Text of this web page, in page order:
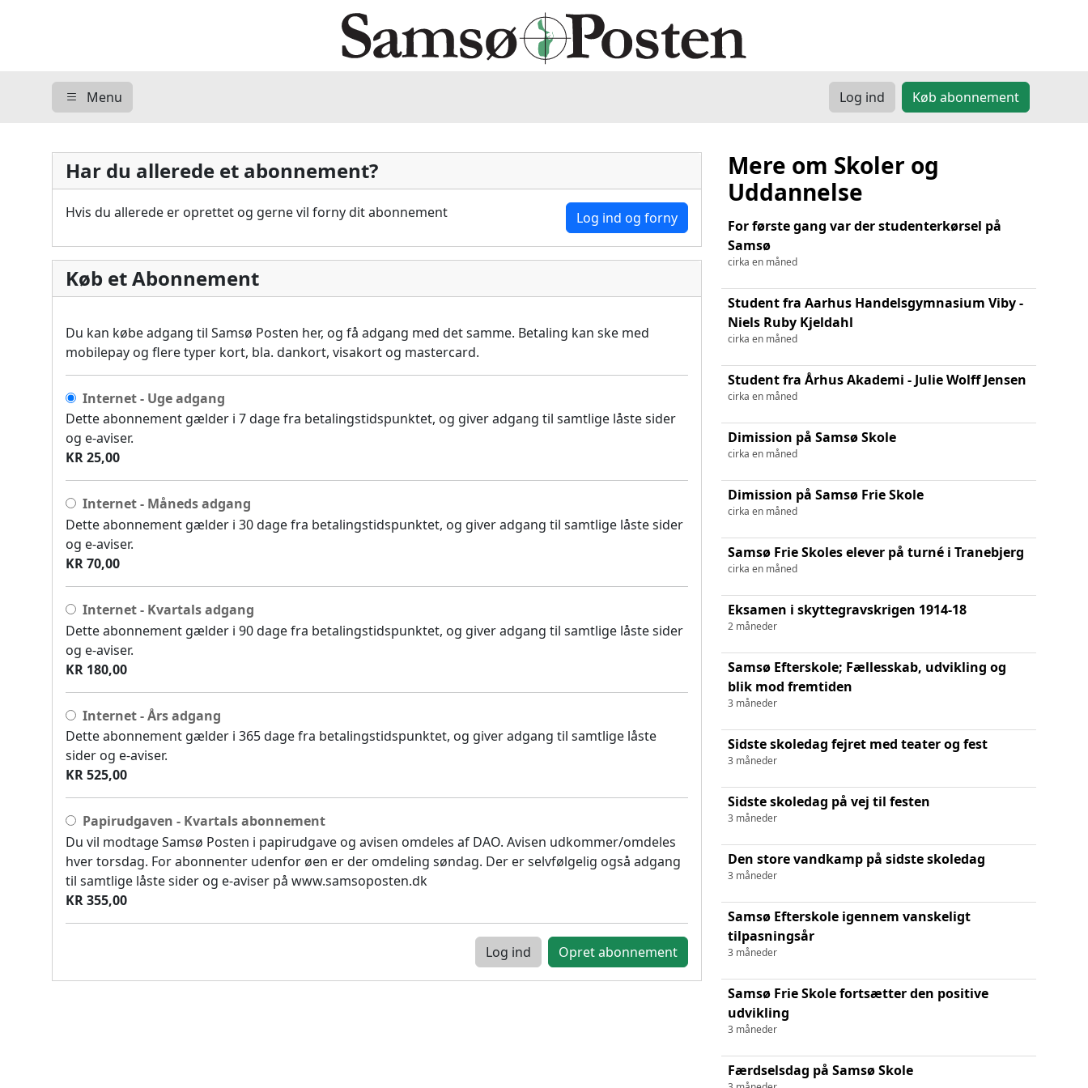
Menu Log ind Køb abonnement
Har du allerede et abonnement?
Hvis du allerede er oprettet og gerne vil forny dit abonnement Log ind og forny
Køb et Abonnement
Du kan købe adgang til Samsø Posten her, og få adgang med det samme. Betaling kan ske med
mobilepay og flere typer kort, bla. dankort, visakort og mastercard.
Internet - Uge adgang
Dette abonnement gælder i 7 dage fra betalingstidspunktet, og giver adgang til samtlige låste sider
og e-aviser.
KR 25,00
Internet - Måneds adgang
Dette abonnement gælder i 30 dage fra betalingstidspunktet, og giver adgang til samtlige låste sider
og e-aviser.
KR 70,00
Internet - Kvartals adgang
Dette abonnement gælder i 90 dage fra betalingstidspunktet, og giver adgang til samtlige låste sider
og e-aviser.
KR 180,00
Internet - Års adgang
Dette abonnement gælder i 365 dage fra betalingstidspunktet, og giver adgang til samtlige låste
sider og e-aviser.
KR 525,00
Papirudgaven - Kvartals abonnement
Du vil modtage Samsø Posten i papirudgave og avisen omdeles af DAO. Avisen udkommer/omdeles
hver torsdag. For abonnenter udenfor øen er der omdeling søndag. Der er selvfølgelig også adgang
til samtlige låste sider og e-aviser på www.samsoposten.dk
KR 355,00
Log ind
Mere om Skoler og
Uddannelse
For første gang var der studenterkørsel på
Samsø
cirka en måned
Student fra Aarhus Handelsgymnasium Viby -
Niels Ruby Kjeldahl
cirka en måned
Student fra Århus Akademi - Julie Wolff Jensen
cirka en måned
Dimission på Samsø Skole
cirka en måned
Dimission på Samsø Frie Skole
cirka en måned
Samsø Frie Skoles elever på turné i Tranebjerg
cirka en måned
Eksamen i skyttegravskrigen 1914-18
2 måneder
Samsø Efterskole; Fællesskab, udvikling og
blik mod fremtiden
3 måneder
Sidste skoledag fejret med teater og fest
3 måneder
Sidste skoledag på vej til festen
3 måneder
Den store vandkamp på sidste skoledag
3 måneder
Samsø Efterskole igennem vanskeligt
tilpasningsår
3 måneder
Samsø Frie Skole fortsætter den positive
udvikling
3 måneder
Færdselsdag på Samsø Skole